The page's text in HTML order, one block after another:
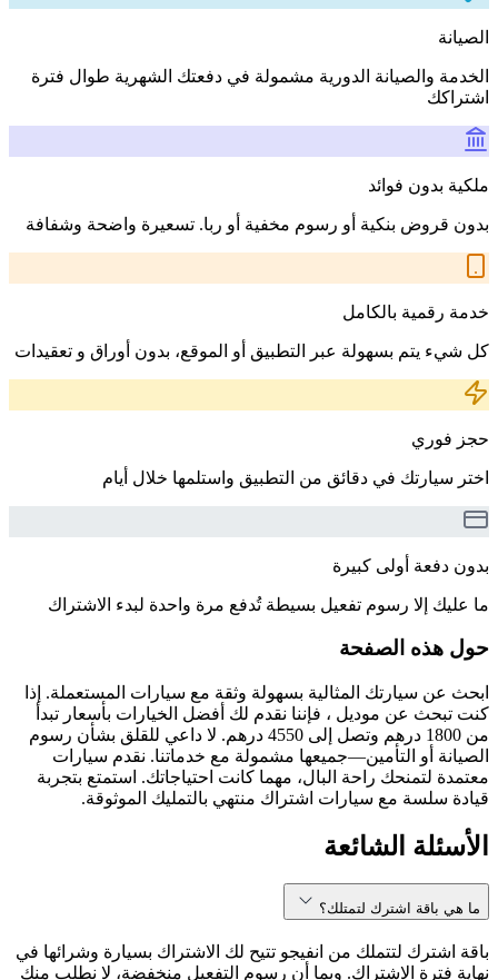
الصيانة
الخدمة والصيانة الدورية مشمولة في دفعتك الشهرية طوال فترة
اشتراكك
ملكية بدون فوائد
بدون قروض بنكية أو رسوم مخفية أو ربا. تسعيرة واضحة وشفافة
خدمة رقمية بالكامل
كل شيء يتم بسهولة عبر التطبيق أو الموقع، بدون أوراق و تعقيدات
حجز فوري
اختر سيارتك في دقائق من التطبيق واستلمها خلال أيام
بدون دفعة أولى كبيرة
ما عليك إلا رسوم تفعيل بسيطة تُدفع مرة واحدة لبدء الاشتراك
حول هذه الصفحة
ابحث عن سيارتك المثالية بسهولة وثقة مع سيارات المستعملة. إذا
كنت تبحث عن موديل ، فإننا نقدم لك أفضل الخيارات بأسعار تبدأ
من 1800 درهم وتصل إلى 4550 درهم. لا داعي للقلق بشأن رسوم
الصيانة أو التأمين—جميعها مشمولة مع خدماتنا. نقدم سيارات
معتمدة لتمنحك راحة البال، مهما كانت احتياجاتك. استمتع بتجربة
قيادة سلسة مع سيارات اشتراك منتهي بالتمليك الموثوقة.
الأسئلة الشائعة
ما هي باقة اشترك لتمتلك؟
باقة اشترك لتتملك من انفيجو تتيح لك الاشتراك بسيارة وشرائها في
نهاية فترة الاشتراك. وبما أن رسوم التفعيل منخفضة، لا نطلب منك